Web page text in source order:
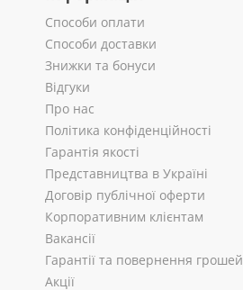
Способи оплати
Способи доставки
Знижки та бонуси
Відгуки
Про нас
Політика конфіденційності
Гарантія якості
Представництва в Україні
Договір публічної оферти
Корпоративним клієнтам
Вакансії
Гарантії та повернення грошей
Акції